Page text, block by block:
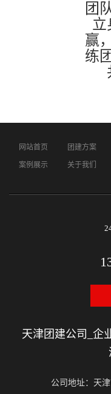
团
立
赢
练
网站首页 团建方案
案例展示 关于我们
天津团建公司_企
公司地址：天